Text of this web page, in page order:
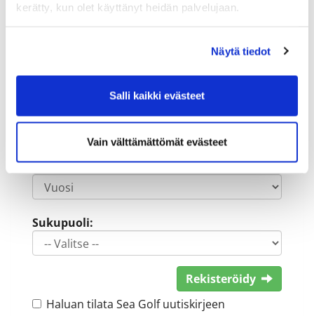
kerätty, kun olet käyttänyt heidän palvelujaan.
Näytä tiedot
Salli kaikki evästeet
Vain välttämättömät evästeet
Jäsennumero:
Syntymäaika: (*)
Sukupuoli:
Rekisteröidy
Haluan tilata Sea Golf uutiskirjeen